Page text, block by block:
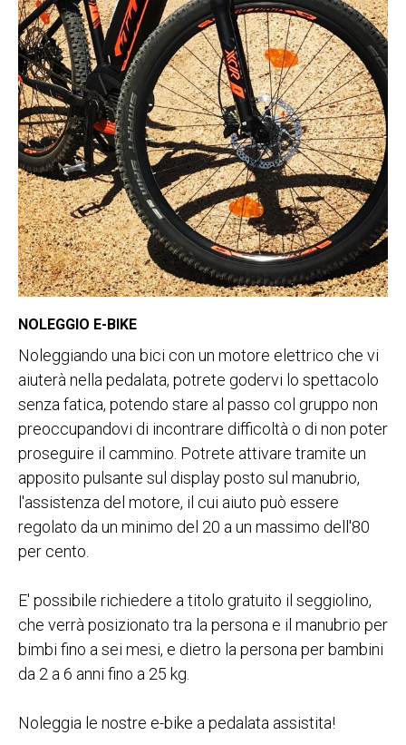
NOLEGGIO E-BIKE
Noleggiando una bici con un motore elettrico che vi
aiuterà nella pedalata, potrete godervi lo spettacolo
senza fatica, potendo stare al passo col gruppo non
preoccupandovi di incontrare difficoltà o di non poter
proseguire il cammino. Potrete attivare tramite un
apposito pulsante sul display posto sul manubrio,
l'assistenza del motore, il cui aiuto può essere
regolato da un minimo del 20 a un massimo dell'80
per cento.
E' possibile richiedere a titolo gratuito il seggiolino,
che verrà posizionato tra la persona e il manubrio per
bimbi fino a sei mesi, e dietro la persona per bambini
da 2 a 6 anni fino a 25 kg.
Noleggia le nostre e-bike a pedalata assistita!